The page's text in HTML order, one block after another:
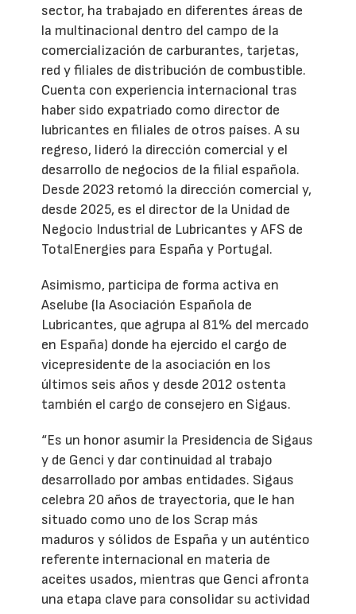
sector, ha trabajado en diferentes áreas de
la multinacional dentro del campo de la
comercialización de carburantes, tarjetas,
red y filiales de distribución de combustible.
Cuenta con experiencia internacional tras
haber sido expatriado como director de
lubricantes en filiales de otros países. A su
regreso, lideró la dirección comercial y el
desarrollo de negocios de la filial española.
Desde 2023 retomó la dirección comercial y,
desde 2025, es el director de la Unidad de
Negocio Industrial de Lubricantes y AFS de
TotalEnergies para España y Portugal.
Asimismo, participa de forma activa en
Aselube (la Asociación Española de
Lubricantes, que agrupa al 81% del mercado
en España) donde ha ejercido el cargo de
vicepresidente de la asociación en los
últimos seis años y desde 2012 ostenta
también el cargo de consejero en Sigaus.
“Es un honor asumir la Presidencia de Sigaus
y de Genci y dar continuidad al trabajo
desarrollado por ambas entidades. Sigaus
celebra 20 años de trayectoria, que le han
situado como uno de los Scrap más
maduros y sólidos de España y un auténtico
referente internacional en materia de
aceites usados, mientras que Genci afronta
una etapa clave para consolidar su actividad